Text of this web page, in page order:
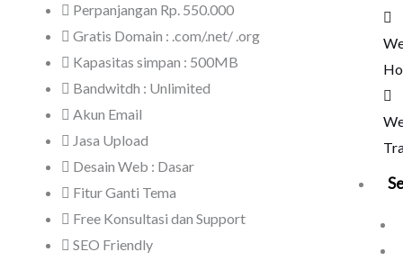
Perpanjangan Rp. 550.000
Gratis Domain : .com/.net/ .org
Kapasitas simpan : 500MB
Bandwitdh : Unlimited
Akun Email
Jasa Upload
Desain Web : Dasar
Fitur Ganti Tema
Free Konsultasi dan Support
SEO Friendly